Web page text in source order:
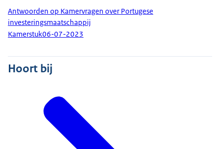
Antwoorden op Kamervragen over Portugese
investeringsmaatschappij
Kamerstuk06-07-2023
Hoort bij